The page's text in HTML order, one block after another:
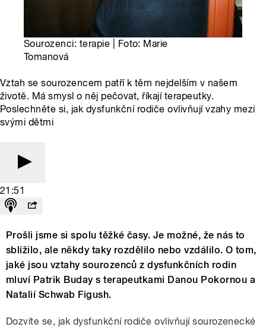
Sourozenci: terapie | Foto: Marie
Tomanová
Vztah se sourozencem patří k těm nejdelším v našem
životě. Má smysl o něj pečovat, říkají terapeutky.
Poslechněte si, jak dysfunkční rodiče ovlivňují vzahy mezi
svými dětmi
21:51
Prošli jsme si spolu těžké časy. Je možné, že nás to
sblížilo, ale někdy taky rozdělilo nebo vzdálilo. O tom,
jaké jsou vztahy sourozenců z dysfunkčních rodin
mluví Patrik Buday s terapeutkami Danou Pokornou a
Natalií Schwab Figush.
Dozvíte se, jak dysfunkční rodiče ovlivňují sourozenecké